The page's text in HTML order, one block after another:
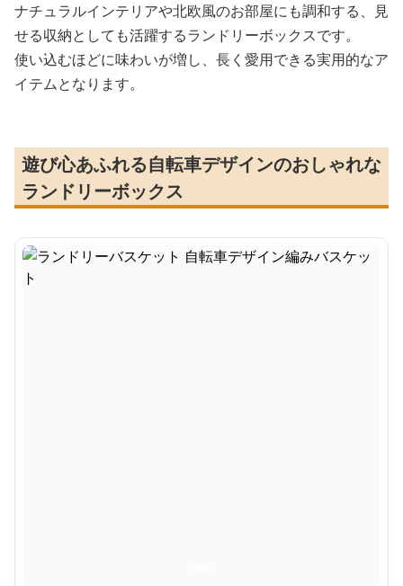
ナチュラルインテリアや北欧風のお部屋にも調和する、見
せる収納としても活躍するランドリーボックスです。
使い込むほどに味わいが増し、長く愛用できる実用的なア
イテムとなります。
遊び心あふれる自転車デザインのおしゃれな
ランドリーボックス